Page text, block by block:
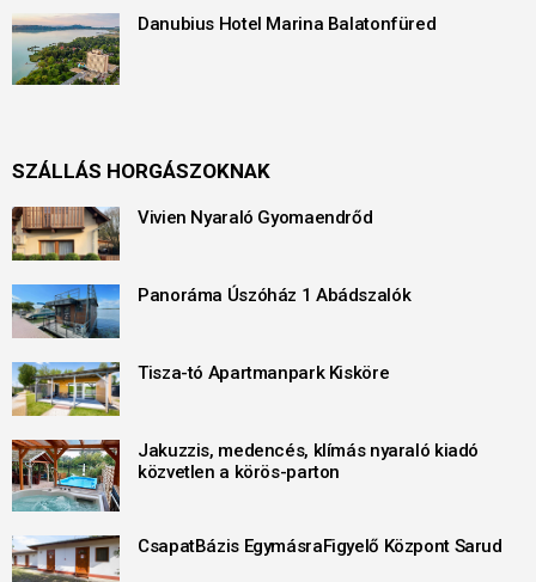
Danubius Hotel Marina Balatonfüred
SZÁLLÁS HORGÁSZOKNAK
Vivien Nyaraló Gyomaendrőd
Panoráma Úszóház 1 Abádszalók
Tisza-tó Apartmanpark Kisköre
Jakuzzis, medencés, klímás nyaraló kiadó
közvetlen a körös-parton
CsapatBázis EgymásraFigyelő Központ Sarud